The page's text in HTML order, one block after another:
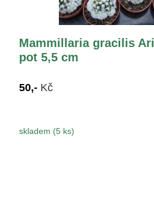
Mammillaria gracilis
pot 5,5 cm
50,- Kč
skladem (5 ks)